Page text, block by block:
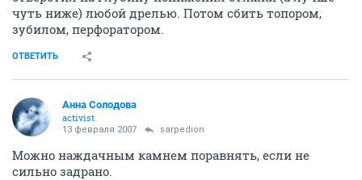
чуть ниже) любой дрелью. Потом сбить топором,
зубилом, перфоратором.
ОТВЕТИТЬ
Анна Солодова
activist
13 февраля 2007 sarpedion
Можно наждачным камнем поравнять, если не
сильно задрано.